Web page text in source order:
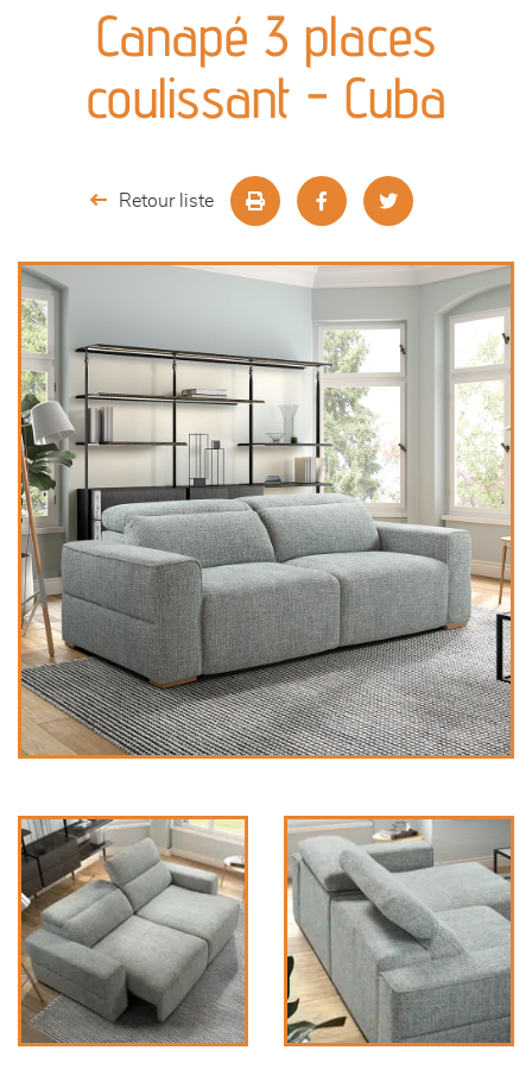
séjours
meubles de complément
décoration
Canapé 3 places
coulissant - Cuba
Retour liste